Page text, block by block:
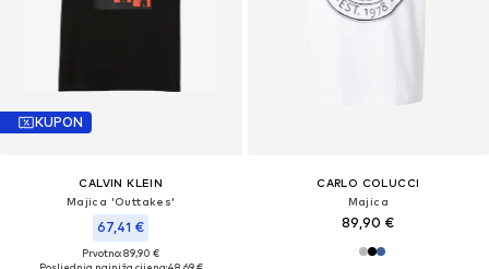
KUPON
CALVIN KLEIN
Majica 'Outtakes'
67,41 €
Prvotno: 89,90 €
CARLO COLUCCI
Majica
89,90 €